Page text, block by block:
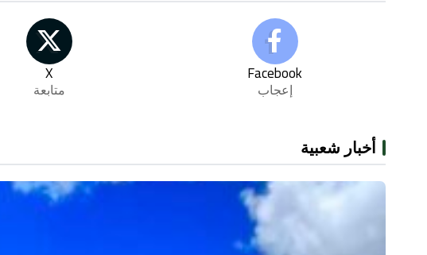
Facebook
إعجاب
X
متابعة
أخبار شعبية